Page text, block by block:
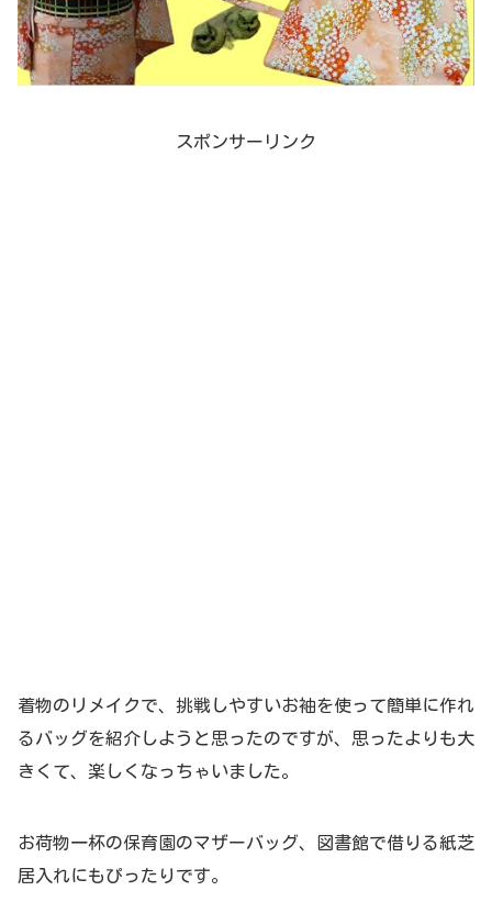
スポンサーリンク
着物のリメイクで、挑戦しやすいお袖を使って簡単に作れ
るバッグを紹介しようと思ったのですが、思ったよりも大
きくて、楽しくなっちゃいました。
お荷物一杯の保育園のマザーバッグ、図書館で借りる紙芝
居入れにもぴったりです。